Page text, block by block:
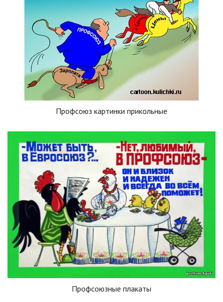
Профсоюз картинки прикольные
Профсоюзные плакаты